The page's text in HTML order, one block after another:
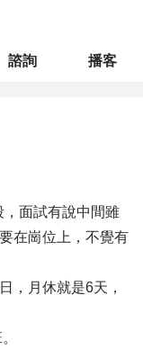
諮詢 播客
面試有說中間雖
在崗位上，不覺有
，月休就是6天，